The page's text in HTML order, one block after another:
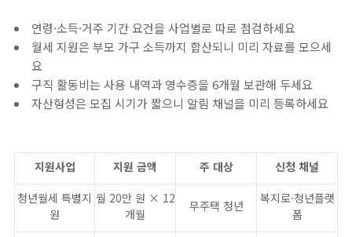
연령·소득·거주 기간 요건을 사업별로 따로 점검하세요
월세 지원은 부모 가구 소득까지 합산되니 미리 자료를 모으세
요
구직 활동비는 사용 내역과 영수증을 6개월 보관해 두세요
자산형성은 모집 시기가 짧으니 알림 채널을 미리 등록하세요
지원사업 지원 금액 주 대상
신청 채널
청년월세 특별지
원
월 20만 원 × 12
개월
무주택 청년
복지로·청년플랫
폼